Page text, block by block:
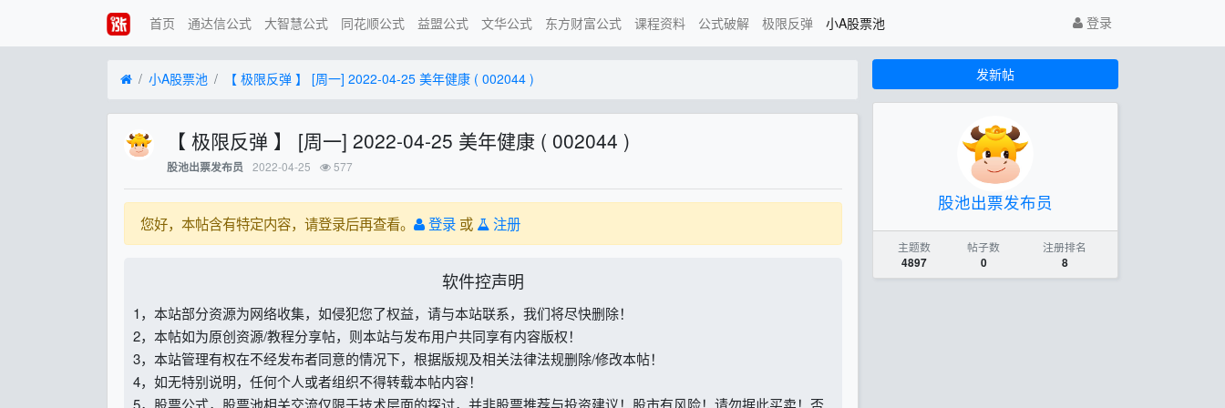
首页 通达信公式 大智慧公式 同花顺公式 益盟公式 文华公式 东方财富公式 课程资料 公式破解 极限反弹 小A股票池 登录
小A股票池 【 极限反弹 】 [周一] 2022-04-25 美年健康 ( 002044 )
【 极限反弹 】 [周一] 2022-04-25 美年健康 ( 002044 )
股池出票发布员 2022-04-25 577
您好，本帖含有特定内容，请登录后再查看。 登录 或 注册
软件控声明
1，本站部分资源为网络收集，如侵犯您了权益，请与本站联系，我们将尽快删除！
2，本帖如为原创资源/教程分享帖，则本站与发布用户共同享有内容版权！
3，本站管理有权在不经发布者同意的情况下，根据版规及相关法律法规删除/修改本帖！
4，如无特别说明，任何个人或者组织不得转载本帖内容！
5，股票公式，股票池相关交流仅限于技术层面的探讨，并非股票推荐与投资建议！股市有风险！请勿据此买卖！否
发新帖
股池出票发布员
主题数
4897
帖子数
0
注册排名
8